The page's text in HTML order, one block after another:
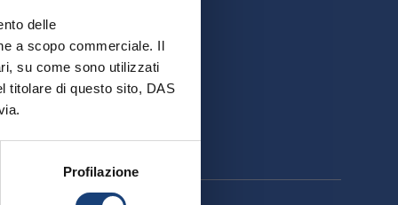
delle
a scopo commerciale. Il
su come sono utilizzati
titolare di questo sito, DAS
Profilazione